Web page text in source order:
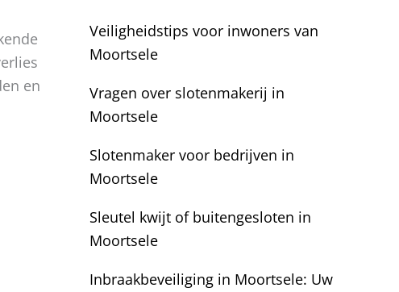
en
Veiligheidstips voor inwoners van
Moortsele
Vragen over slotenmakerij in
Moortsele
Slotenmaker voor bedrijven in
Moortsele
Sleutel kwijt of buitengesloten in
Moortsele
Inbraakbeveiliging in Moortsele: Uw